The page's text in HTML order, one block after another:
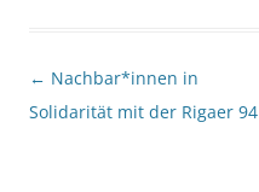
Beitragsnavigation
← Nachbar*innen in
Solidarität mit der Rigaer 94